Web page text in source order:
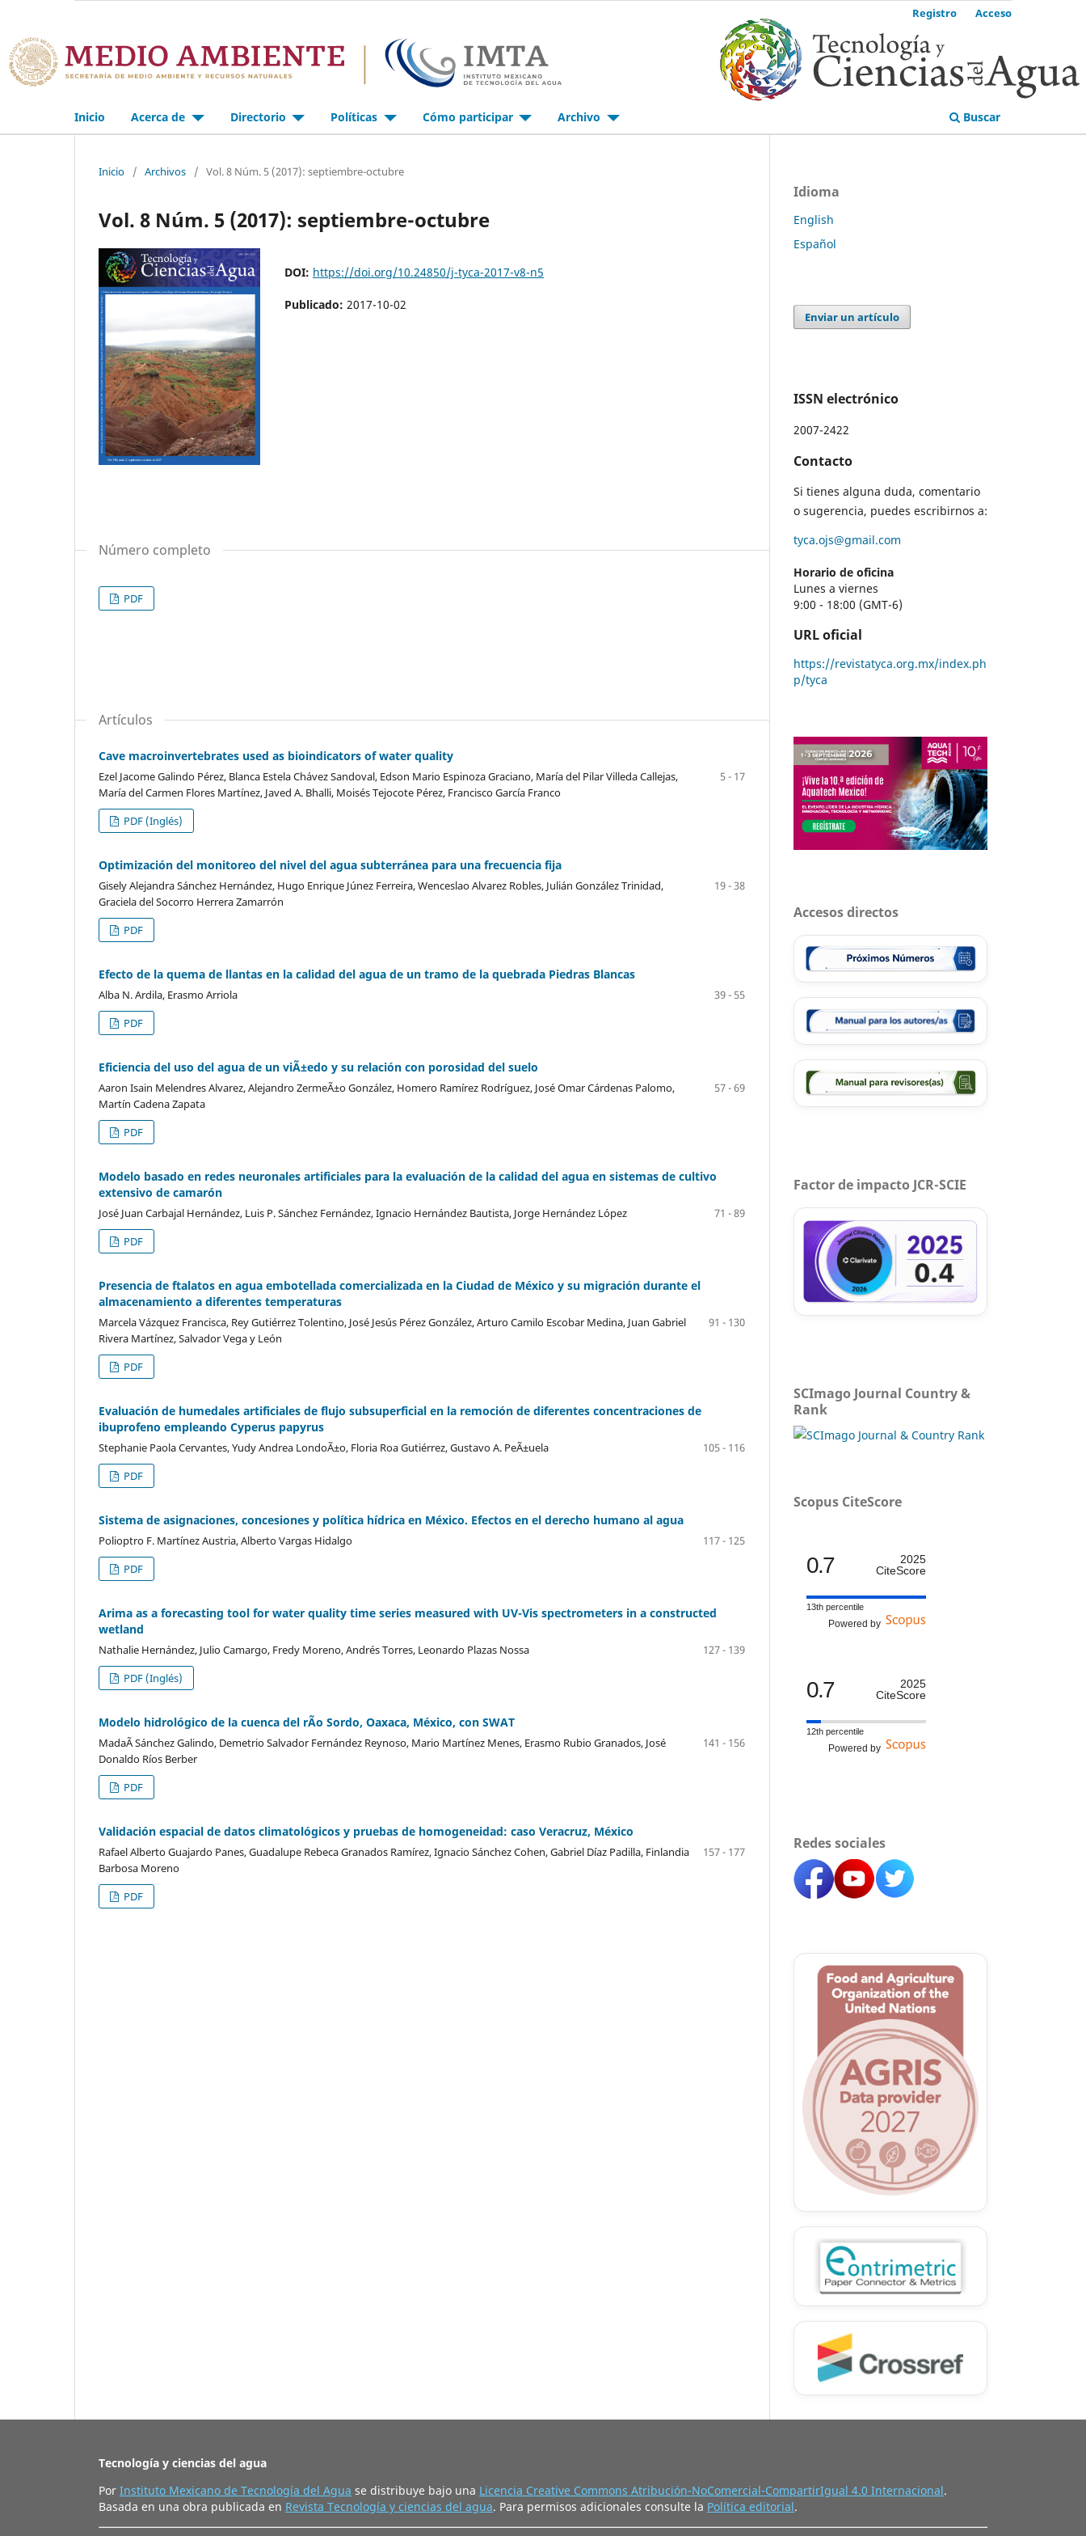
Inicio Acerca de Directorio Políticas Cómo participar Archivo Buscar
Registro Acceso
Inicio / Archivos / Vol. 8 Núm. 5 (2017): septiembre-octubre
Vol. 8 Núm. 5 (2017): septiembre-octubre
DOI: https://doi.org/10.24850/j-tyca-2017-v8-n5
Publicado: 2017-10-02
Número completo
PDF
Artículos
Cave macroinvertebrates used as bioindicators of water quality
Ezel Jacome Galindo Pérez, Blanca Estela Chávez Sandoval, Edson Mario Espinoza Graciano, María del Pilar Villeda Callejas,
María del Carmen Flores Martínez, Javed A. Bhalli, Moisés Tejocote Pérez, Francisco García Franco
5 - 17
PDF (Inglés)
Optimización del monitoreo del nivel del agua subterránea para una frecuencia fija
Gisely Alejandra Sánchez Hernández, Hugo Enrique Júnez Ferreira, Wenceslao Alvarez Robles, Julián González Trinidad,
Graciela del Socorro Herrera Zamarrón
19 - 38
PDF
Efecto de la quema de llantas en la calidad del agua de un tramo de la quebrada Piedras Blancas
Alba N. Ardila, Erasmo Arriola
39 - 55
PDF
Eficiencia del uso del agua de un viÃ±edo y su relación con porosidad del suelo
Aaron Isain Melendres Alvarez, Alejandro ZermeÃ±o González, Homero Ramírez Rodríguez, José Omar Cárdenas Palomo,
Martín Cadena Zapata
57 - 69
PDF
Modelo basado en redes neuronales artificiales para la evaluación de la calidad del agua en sistemas de cultivo
extensivo de camarón
José Juan Carbajal Hernández, Luis P. Sánchez Fernández, Ignacio Hernández Bautista, Jorge Hernández López
71 - 89
PDF
Presencia de ftalatos en agua embotellada comercializada en la Ciudad de México y su migración durante el
almacenamiento a diferentes temperaturas
Marcela Vázquez Francisca, Rey Gutiérrez Tolentino, José Jesús Pérez González, Arturo Camilo Escobar Medina, Juan Gabriel
Rivera Martínez, Salvador Vega y León
91 - 130
PDF
Evaluación de humedales artificiales de flujo subsuperficial en la remoción de diferentes concentraciones de
ibuprofeno empleando Cyperus papyrus
Stephanie Paola Cervantes, Yudy Andrea LondoÃ±o, Floria Roa Gutiérrez, Gustavo A. PeÃ±uela
105 - 116
PDF
Sistema de asignaciones, concesiones y política hídrica en México. Efectos en el derecho humano al agua
Polioptro F. Martínez Austria, Alberto Vargas Hidalgo
117 - 125
PDF
Arima as a forecasting tool for water quality time series measured with UV-Vis spectrometers in a constructed
wetland
Nathalie Hernández, Julio Camargo, Fredy Moreno, Andrés Torres, Leonardo Plazas Nossa
127 - 139
PDF (Inglés)
Modelo hidrológico de la cuenca del rÃ­o Sordo, Oaxaca, México, con SWAT
MadaÃ­ Sánchez Galindo, Demetrio Salvador Fernández Reynoso, Mario Martínez Menes, Erasmo Rubio Granados, José
Donaldo Ríos Berber
141 - 156
PDF
Validación espacial de datos climatológicos y pruebas de homogeneidad: caso Veracruz, México
Rafael Alberto Guajardo Panes, Guadalupe Rebeca Granados Ramírez, Ignacio Sánchez Cohen, Gabriel Díaz Padilla, Finlandia
Barbosa Moreno
157 - 177
PDF
Idioma
English
Español
Enviar un artículo
ISSN electrónico
2007-2422
Contacto
Si tienes alguna duda, comentario
o sugerencia, puedes escribirnos a:
tyca.ojs@gmail.com
Horario de oficina
Lunes a viernes
9:00 - 18:00 (GMT-6)
URL oficial
https://revistatyca.org.mx/index.ph
p/tyca
Accesos directos
Factor de impacto JCR-SCIE
SCImago Journal Country &
Rank
Scopus CiteScore
0.7
2025
CiteScore
13th percentile
Powered by
0.7
2025
CiteScore
12th percentile
Powered by
Redes sociales
Tecnología y ciencias del agua
Por Instituto Mexicano de Tecnología del Agua se distribuye bajo una Licencia Creative Commons Atribución-NoComercial-CompartirIgual 4.0 Internacional.
Basada en una obra publicada en Revista Tecnología y ciencias del agua. Para permisos adicionales consulte la Política editorial.